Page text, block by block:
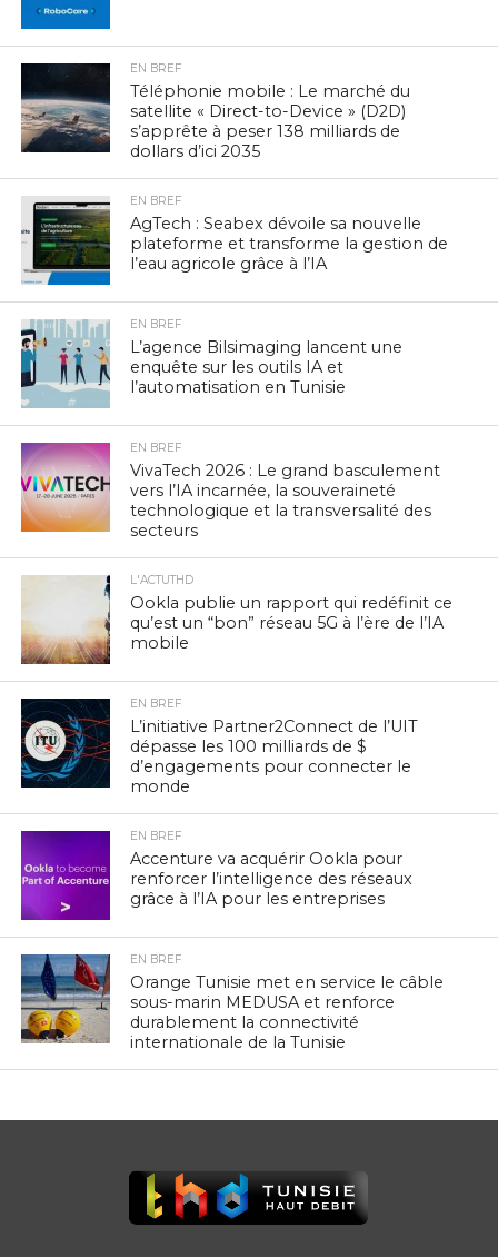
EN BREF
Téléphonie mobile : Le marché du
satellite « Direct-to-Device » (D2D)
s’apprête à peser 138 milliards de
dollars d’ici 2035
EN BREF
AgTech : Seabex dévoile sa nouvelle
plateforme et transforme la gestion de
l’eau agricole grâce à l’IA
EN BREF
L’agence Bilsimaging lancent une
enquête sur les outils IA et
l’automatisation en Tunisie
EN BREF
VivaTech 2026 : Le grand basculement
vers l’IA incarnée, la souveraineté
technologique et la transversalité des
secteurs
L'ACTUTHD
Ookla publie un rapport qui redéfinit ce
qu’est un “bon” réseau 5G à l’ère de l’IA
mobile
EN BREF
L’initiative Partner2Connect de l’UIT
dépasse les 100 milliards de $
d’engagements pour connecter le
monde
EN BREF
Accenture va acquérir Ookla pour
renforcer l’intelligence des réseaux
grâce à l’IA pour les entreprises
EN BREF
Orange Tunisie met en service le câble
sous-marin MEDUSA et renforce
durablement la connectivité
internationale de la Tunisie